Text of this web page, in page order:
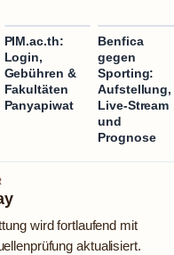
PIM.ac.th:
Login,
Gebühren &
Fakultäten
Panyapiwat
Benfica
gegen
Sporting:
Aufstellung,
Live-Stream
und
Prognose
wird fortlaufend mit
aktualisiert.